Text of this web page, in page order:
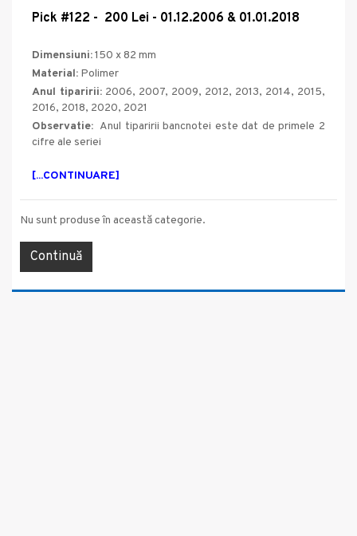
Pick #122 - 200 Lei - 01.12.2006 & 01.01.2018
Dimensiuni:150 x 82 mm
Material: Polimer
Anul tiparirii: 2006, 2007, 2009, 2012, 2013, 2014, 2015,
2016, 2018, 2020, 2021
Observatie: Anul tiparirii bancnotei este dat de primele 2
cifre ale seriei
[...CONTINUARE]
Nu sunt produse în această categorie.
Continuă